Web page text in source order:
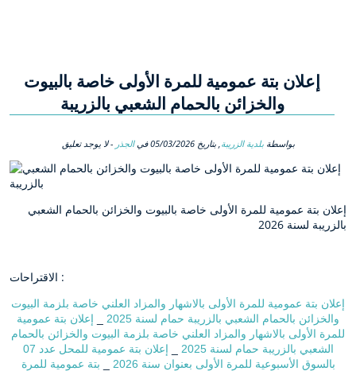
إعلان بتة عمومية للمرة الأولى خاصة بالبيوت
والخزائن بالحمام الشعبي بالزريبة
بواسطةبلدية الزريبة , بتاريخ05/03/2026فيالجذر - لا يوجد تعليق
إعلان بتة عمومية للمرة الأولى خاصة بالبيوت والخزائن بالحمام الشعبي
بالزريبة لسنة 2026
الاقتراحات :
إعلان بتة عمومية للمرة الأولى بالاشهار والمزاد العلني خاصة بلزمة البيوت
والخزائن بالحمام الشعبي بالزريبة حمام لسنة 2025
إعلان بتة عمومية
للمرة الأولى بالاشهار والمزاد العلني خاصة بلزمة البيوت والخزائن بالحمام
الشعبي بالزريبة حمام لسنة 2025
إعلان بتة عمومية للمحل عدد 07
بالسوق الأسبوعية للمرة الأولى بعنوان سنة 2026
بتة عمومية للمرة